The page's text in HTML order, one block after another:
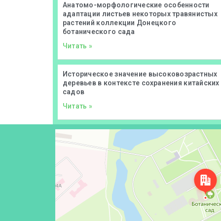
Анатомо-морфологические особенности
адаптации листьев некоторых травянистых
растений коллекции Донецкого
ботанического сада
Читать »
Историческое значение высоковозрастных
деревьев в контексте сохранения китайских
садов
Читать »
Проспект Ильича, 110 — Яндекс Карты